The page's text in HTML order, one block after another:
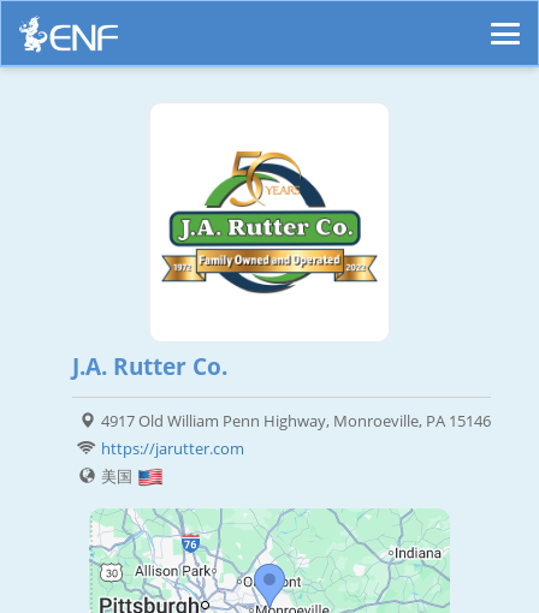
J.A. Rutter Co.
4917 Old William Penn Highway, Monroeville, PA 15146
https://jarutter.com
美国